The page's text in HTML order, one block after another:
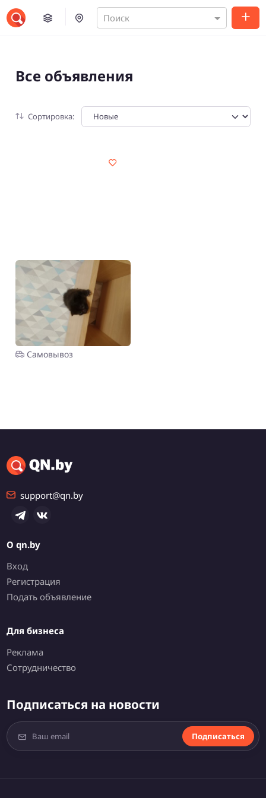
Поиск
Все объявления
Сортировка:
Договорная
Породистые
шотландские котята в
Молодечно.
Минская обл.,
Молодечно
Самовывоз
support@qn.by
О qn.by
Вход
Регистрация
Подать объявление
Для бизнеса
Реклама
Сотрудничество
Подписаться на новости
Подписаться